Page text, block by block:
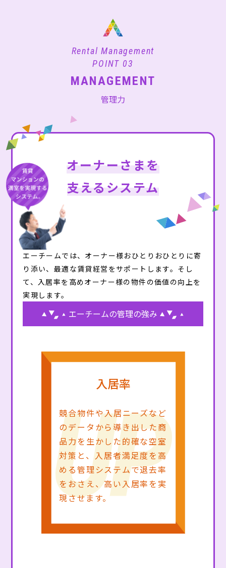
Rental Management
POINT 03
MANAGEMENT
管理力
オーナーさまを
支えるシステム
エーチームでは、オーナー様おひとりおひとりに寄
り添い、最適な賃貸経営をサポートします。そし
て、入居率を高めオーナー様の物件の価値の向上を
実現します。
エーチームの管理の強み
入居率
競合物件や入居ニーズなど
のデータから導き出した商
品力を生かした的確な空室
対策と、入居者満足度を高
める管理システムで退去率
をおさえ、高い入居率を実
現させます。